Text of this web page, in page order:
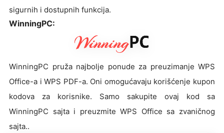
sigurnih i dostupnih funkcija.
WinningPC:
WinningPC pruža najbolje ponude za preuzimanje WPS
Office-a i WPS PDF-a. Oni omogućavaju korišćenje kupon
kodova za korisnike. Samo sakupite ovaj kod sa
WinningPC sajta i preuzmite WPS Office sa zvaničnog
sajta..